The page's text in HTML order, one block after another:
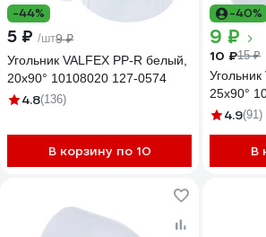
-44%
5 ₽ /шт9 ₽
Угольник VALFEX PP-R белый,
20х90° 10108020 127-0574
4.8(136)
В корзину по 10
-40%
9 ₽
10 ₽15 ₽
25х90°
4.9(91)
В